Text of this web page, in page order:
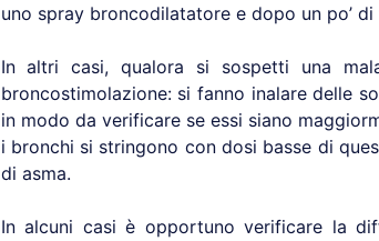
uno spray broncodilatatore e dopo un po’
In altri casi, qualora si sospetti una
broncostimolazione: si fanno inalare delle
in modo da verificare se essi siano
i bronchi si stringono con dosi basse di
di asma.
In alcuni casi è opportuno verificare la